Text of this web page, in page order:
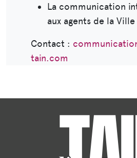
La communication
aux agents de la Ville
Contact :
tain.com